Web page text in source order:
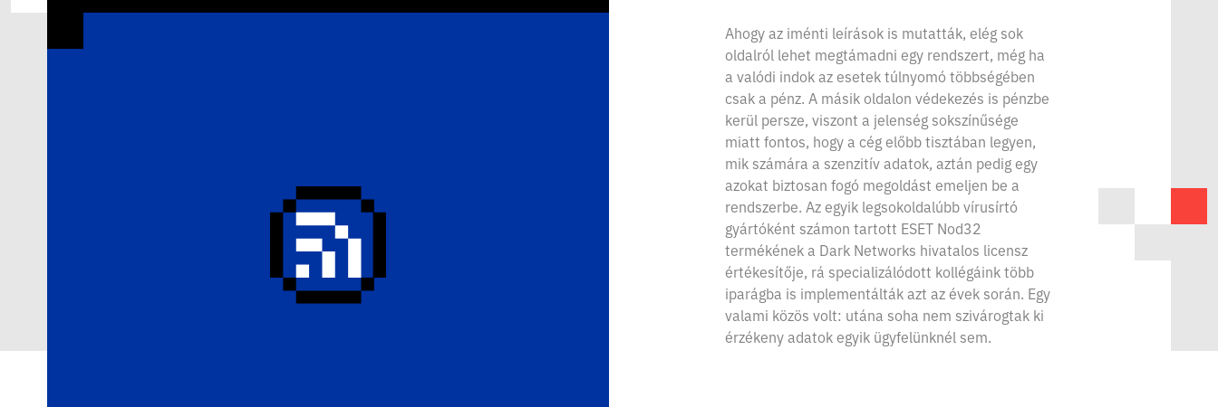
Ahogy az iménti leírások is mutatták, elég sok
oldalról lehet megtámadni egy rendszert, még ha
a valódi indok az esetek túlnyomó többségében
csak a pénz. A másik oldalon védekezés is pénzbe
kerül persze, viszont a jelenség sokszínűsége
miatt fontos, hogy a cég előbb tisztában legyen,
mik számára a szenzitív adatok, aztán pedig egy
azokat biztosan fogó megoldást emeljen be a
rendszerbe. Az egyik legsokoldalúbb vírusírtó
gyártóként számon tartott ESET Nod32
termékének a Dark Networks hivatalos licensz
értékesítője, rá specializálódott kollégáink több
iparágba is implementálták azt az évek során. Egy
valami közös volt: utána soha nem szivárogtak ki
érzékeny adatok egyik ügyfelünknél sem.